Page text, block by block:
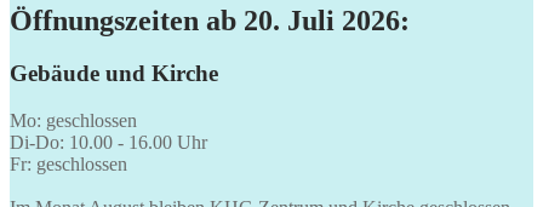
Öffnungszeiten ab 20. Juli 2026:
Gebäude und Kirche
Mo: geschlossen
Di-Do: 10.00 - 16.00 Uhr
Fr: geschlossen